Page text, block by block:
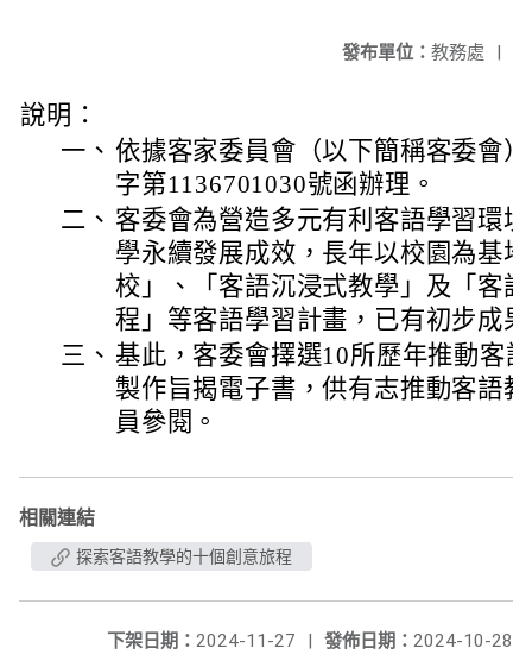
發布單位： 教務處 |
說明：
一、 依據客家委員會（以下簡稱客委會
字第1136701030號函辦理。
二、 客委會為營造多元有利客語學習環
學永續發展成效，長年以校園為基
校」、「客語沉浸式教學」及「客
程」等客語學習計畫，已有初步成
三、 基此，客委會擇選10所歷年推動客
製作旨揭電子書，供有志推動客語
員參閱。
相關連結
探索客語教學的十個創意旅程
發佈日期： 2024-10-28
下架日期： 2024-11-27 |